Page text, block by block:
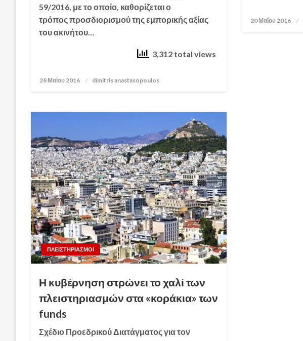
59/2016, με το οποίο, καθορίζεται ο
τρόπος προσδιορισμού της εμπορικής αξίας
του ακινήτου…
3,312 total views
Posted
28 Μαΐου 2016 dimitris anastasopoulos
Posted
20 Μαΐου 2016
ΠΛΕΙΣΤΗΡΙΑΣΜΟΙ
Η κυβέρνηση στρώνει το χαλί των
πλειστηριασμών στα «κοράκια» των
funds
Σχέδιο Προεδρικού Διατάγματος για τον